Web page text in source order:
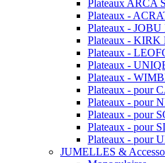
Plateaux ARCA
Plateaux -
Plateaux -
Plateaux - KIRK
Plateaux -
Plateaux -
Plateaux -
Plateaux - pour
Plateaux - pour
Plateaux - pour
Plateaux - pour
Plateaux - pour
JUMELLES &